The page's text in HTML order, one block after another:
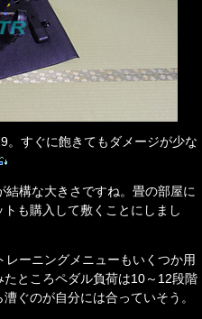
。すぐに飽きてもダメージが少な
構な大きさですね。畳の部屋に
も購入して敷くことにしまし
ーニングメニューもいくつか用
ところペダル負荷は10～12段階
ぐのが自分には合っていそう。